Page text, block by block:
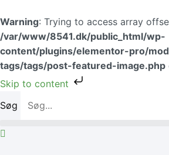
Warning: Trying to access array
/var/www/8541.dk/public_html/wp-
content/plugins/elementor-pro/
tags/tags/post-featured-image.php
Skip to content
til
indholdet
Søg